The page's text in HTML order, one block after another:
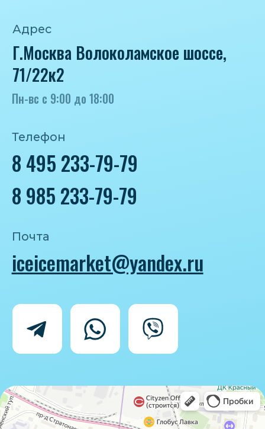
Политика конфиденциальности
данных
IceIceMarket © 2025